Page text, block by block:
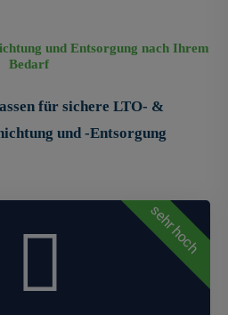
und Entsorgung nach Ihrem
Bedarf
für sichere LTO- &
und -Entsorgung
sehr hoch